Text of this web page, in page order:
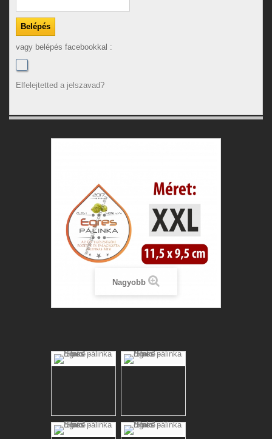
vagy belépés facebookkal :
Elfelejtetted a jelszavad?
Nagyobb